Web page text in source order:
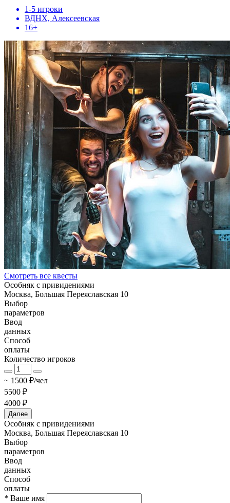
1-5 игроки
ВДНХ, Алексеевская
16+
Смотреть все квесты
Особняк с привидениями
Москва, Большая Переяславская 10
Выбор
параметров
Ввод
данных
Способ
оплаты
Количество игроков
~ 1500 ₽/чел
5500 ₽
4000 ₽
Далее
Особняк с привидениями
Москва, Большая Переяславская 10
Выбор
параметров
Ввод
данных
Способ
оплаты
* Ваше имя